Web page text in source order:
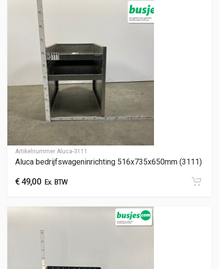
Artikelnummer Aluca-3111
Aluca bedrijfswageninrichting 516x735x650mm (3111)
€49,00Ex. BTW